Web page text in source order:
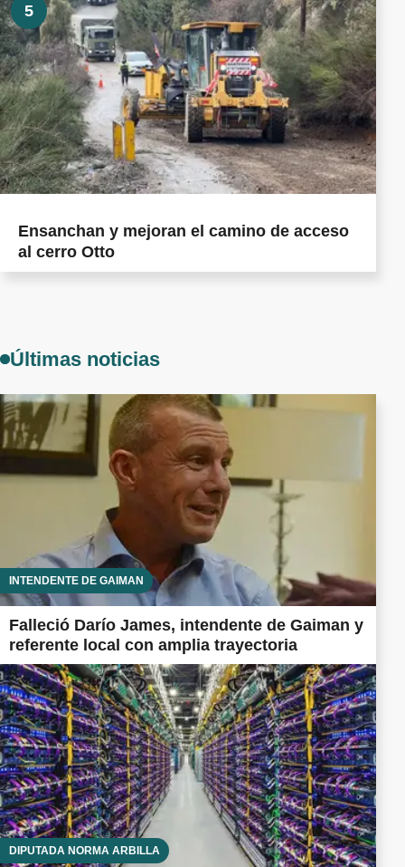
5
Ensanchan y mejoran el camino de acceso
al cerro Otto
Últimas noticias
INTENDENTE DE GAIMAN
Falleció Darío James, intendente de Gaiman y
referente local con amplia trayectoria
DIPUTADA NORMA ARBILLA